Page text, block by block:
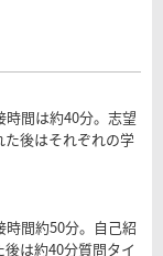
間は約40分。志望
後はそれぞれの学
間約50分。自己紹
は約40分質問タイ